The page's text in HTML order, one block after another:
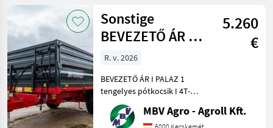
všetkých
MARKETPLACE
Marketplace
Ponuky
predajcov
Drobné
inzeráty
Sonstige
BEVEZETŐ ÁR I
PALAZ 1
tengelyes
pótkocsik I 4T-8
5.260
€
R. v. 2026
BEVEZETŐ ÁR I PALAZ 1
tengelyes pótkocsik I 4T-8T
Ha PALAZ akkor kizárólag
az MBV AGRO! Vásároljon
MBV Agro - Agroll Kft.